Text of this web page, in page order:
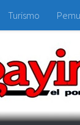
Turismo